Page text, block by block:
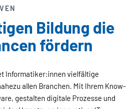
Bildung die
fördern
Informatiker:innen vielfältige
allen Branchen. Mit Ihrem Know-
gestalten digitale Prozesse und